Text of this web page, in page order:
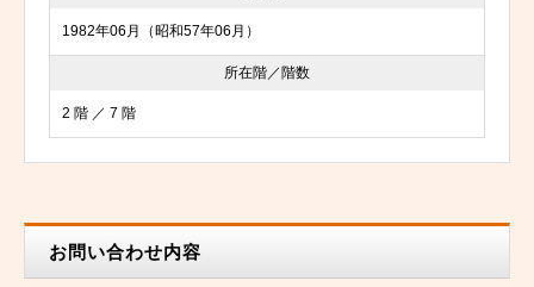
1982年06月（昭和57年06月）
所在階／階数
2 階 ／ 7 階
お問い合わせ内容